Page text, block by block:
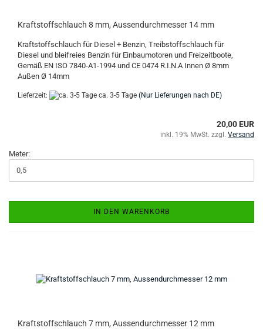
Kraftstoffschlauch 8 mm, Aussendurchmesser 14 mm
Kraftstoffschlauch für Diesel + Benzin, Treibstoffschlauch für
Diesel und bleifreies Benzin für Einbaumotoren und Freizeitboote,
Gemäß EN ISO 7840-A1-1994 und CE 0474 R.I.N.A Innen Ø 8mm
Außen Ø 14mm
Lieferzeit: ca. 3-5 Tage (Nur Lieferungen nach DE)
20,00 EUR
inkl. 19% MwSt. zzgl. Versand
Meter:
IN DEN WARENKORB
Kraftstoffschlauch 7 mm, Aussendurchmesser 12 mm